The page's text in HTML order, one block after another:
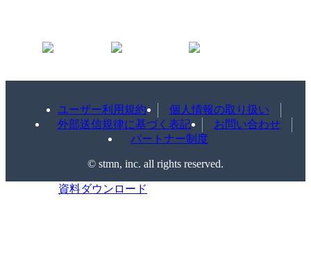
ユーザー利用規約
個人情報の取り扱い
外部送信規律に基づく表記
お問い合わせ
パートナー制度
©️ stmn, inc. all rights reserved.
資料ダウンロード